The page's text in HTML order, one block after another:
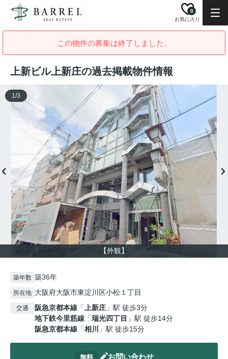
お気に入り
0
この物件の募集は終了しました。
上新ビル上新庄の過去掲載物件情報
【外観】
1/3
築年数 築36年
所在地 大阪府大阪市東淀川区小松１丁目
交通 阪急京都本線 「上新庄 」駅 徒歩3分
地下鉄今里筋線 「瑞光四丁目 」駅 徒歩14分
阪急京都本線 「相川 」駅 徒歩15分
無料 お問い合わせ